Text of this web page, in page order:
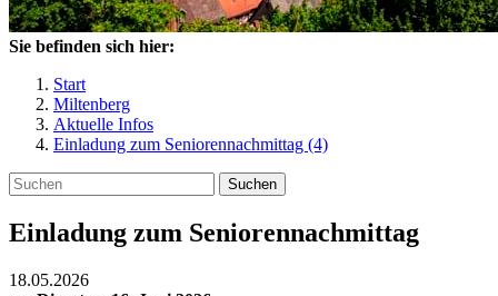
Sie befinden sich hier:
Start
Miltenberg
Aktuelle Infos
Einladung zum Seniorennachmittag (4)
Suchen
Einladung zum Seniorennachmittag
18.05.2026